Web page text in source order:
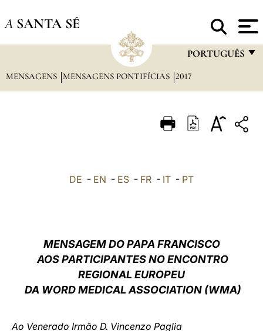
A SANTA SÉ
PORTUGUÊS
FRANÇAIS
ITALIANO
中文
LATINE
MENSAGENS MENSAGENS PONTIFÍCIAS 2017
DE - EN - ES - FR - IT - PT
MENSAGEM DO PAPA FRANCISCO
AOS PARTICIPANTES NO ENCONTRO
REGIONAL EUROPEU
DA WORD MEDICAL ASSOCIATION (WMA)
Ao Venerado Irmão D. Vincenzo Paglia